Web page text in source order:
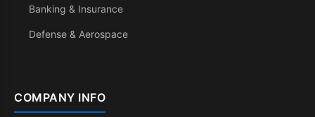
Banking & Insurance
Defense & Aerospace
COMPANY INFO